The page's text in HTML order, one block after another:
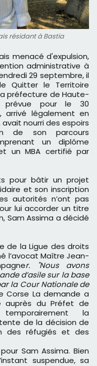
résidant à Bastia
administrative à
29 septembre, il
Quitter le Territoire
préfecture de Haute-
prévue pour le 30
arrivé légalement en
nourri des espoirs
de son parcours
un diplôme
un MBA certifié par
pour bâtir un projet
et son inscription
autorités n’ont pas
lui accorder un titre
Sam Assima a décidé
de la Ligue des droits
l’avocat Maître Jean-
r. "Nous avons
d’asile sur la base
la Cour Nationale de
Corse La demande a
auprès du Préfet de
temporairement la
de la décision de
des réfugiés et des
Sam Assima. Bien
suspendue, sa